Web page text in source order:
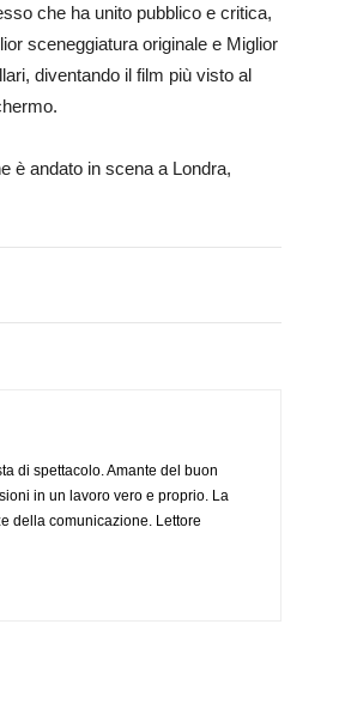
che ha unito pubblico e critica,
sceneggiatura originale e Miglior
diventando il film più visto al
è andato in scena a Londra,
di spettacolo. Amante del buon
in un lavoro vero e proprio. La
della comunicazione. Lettore